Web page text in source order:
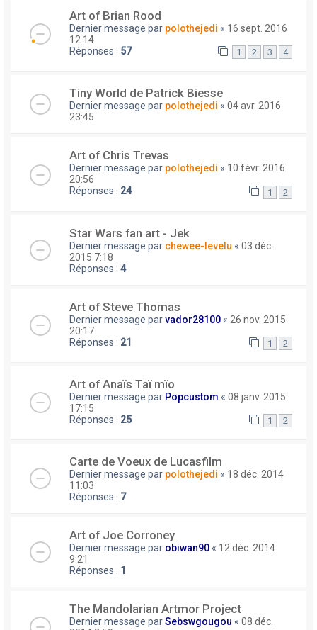
Art of Brian Rood
Dernier message par polothejedi « 16 sept. 2016
12:14
Réponses : 57 1 2 3 4
Tiny World de Patrick Biesse
Dernier message par polothejedi « 04 avr. 2016
23:45
Art of Chris Trevas
Dernier message par polothejedi « 10 févr. 2016
20:56
Réponses : 24 1 2
Star Wars fan art - Jek
Dernier message par chewee-levelu « 03 déc.
2015 7:18
Réponses : 4
Art of Steve Thomas
Dernier message parvador28100 « 26 nov. 2015
20:17
Réponses : 21 1 2
Art of Anaïs Taï mïo
Dernier message par Popcustom « 08 janv. 2015
17:15
Réponses : 25 1 2
Carte de Voeux de Lucasfilm
Dernier message par polothejedi « 18 déc. 2014
11:03
Réponses : 7
Art of Joe Corroney
Dernier message par obiwan90 « 12 déc. 2014
9:21
Réponses : 1
The Mandolarian Artmor Project
Dernier message parSebswgougou « 08 déc.